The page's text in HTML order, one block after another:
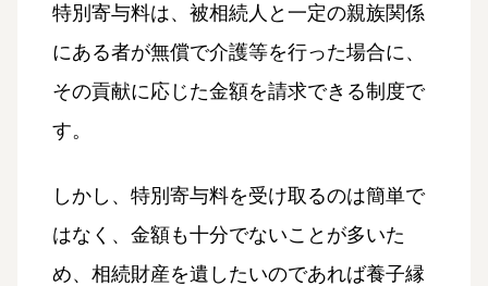
特別寄与料は、被相続人と一定の親族関係
にある者が無償で介護等を行った場合に、
その貢献に応じた金額を請求できる制度で
す。
しかし、特別寄与料を受け取るのは簡単で
はなく、金額も十分でないことが多いた
め、相続財産を遺したいのであれば養子縁